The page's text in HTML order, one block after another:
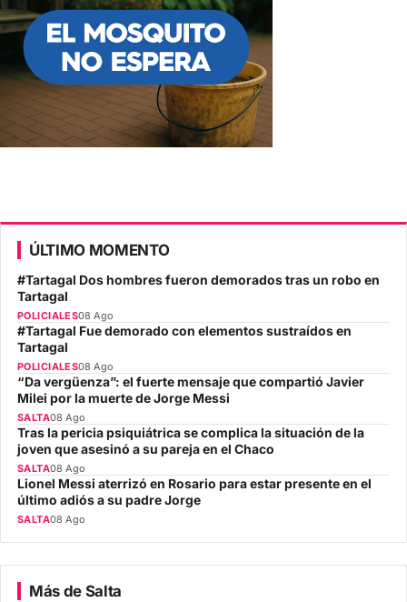
ÚLTIMO MOMENTO
#Tartagal Dos hombres fueron demorados tras un robo en
Tartagal
POLICIALES08 Ago
#Tartagal Fue demorado con elementos sustraídos en
Tartagal
POLICIALES08 Ago
“Da vergüenza”: el fuerte mensaje que compartió Javier
Milei por la muerte de Jorge Messi
SALTA08 Ago
Tras la pericia psiquiátrica se complica la situación de la
joven que asesinó a su pareja en el Chaco
SALTA08 Ago
Lionel Messi aterrizó en Rosario para estar presente en el
último adiós a su padre Jorge
SALTA08 Ago
Más de Salta